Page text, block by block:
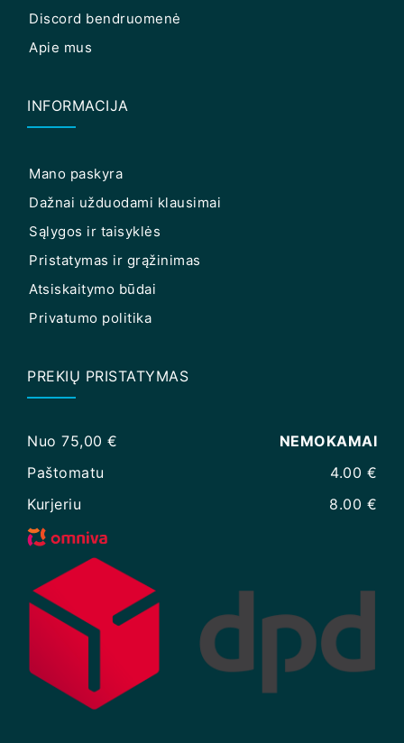
Discord bendruomenė
Apie mus
INFORMACIJA
Mano paskyra
Dažnai užduodami klausimai
Sąlygos ir taisyklės
Pristatymas ir grąžinimas
Atsiskaitymo būdai
Privatumo politika
PREKIŲ PRISTATYMAS
Nuo 75,00 €
NEMOKAMAI
Paštomatu
4.00 €
Kurjeriu
8.00 €